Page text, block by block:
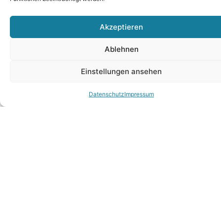
Akzeptieren
Ablehnen
Einstellungen ansehen
DatenschutzImpressum